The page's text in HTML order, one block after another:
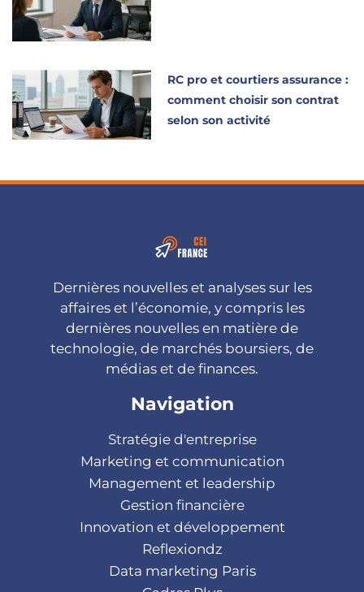
RC pro et courtiers assurance :
comment choisir son contrat
selon son activité
Dernières nouvelles et analyses sur les
affaires et l’économie, y compris les
dernières nouvelles en matière de
technologie, de marchés boursiers, de
médias et de finances.
Navigation
Stratégie d'entreprise
Marketing et communication
Management et leadership
Gestion financière
Innovation et développement
Reflexiondz
Data marketing Paris